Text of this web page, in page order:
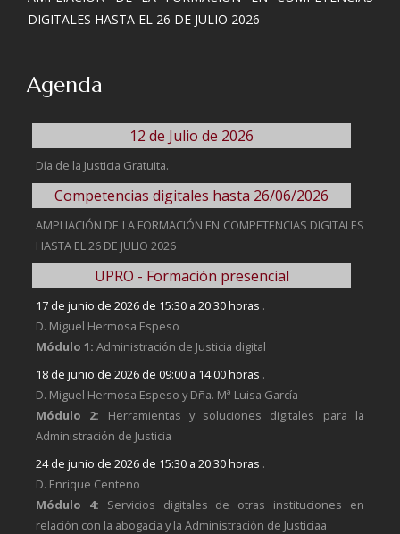
DIGITALES HASTA EL 26 DE JULIO 2026
Agenda
12 de Julio de 2026
Día de la Justicia Gratuita.
Competencias digitales hasta 26/06/2026
AMPLIACIÓN DE LA FORMACIÓN EN COMPETENCIAS DIGITALES
HASTA EL 26 DE JULIO 2026
UPRO - Formación presencial
17 de junio de 2026 de 15:30 a 20:30 horas .
D. Miguel Hermosa Espeso
Módulo 1: Administración de Justicia digital
18 de junio de 2026 de 09:00 a 14:00 horas .
D. Miguel Hermosa Espeso y Dña. Mª Luisa García
Módulo 2: Herramientas y soluciones digitales para la
Administración de Justicia
24 de junio de 2026 de 15:30 a 20:30 horas .
D. Enrique Centeno
Módulo 4: Servicios digitales de otras instituciones en
relación con la abogacía y la Administración de Justiciaa